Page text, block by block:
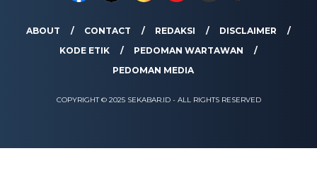
ABOUT CONTACT REDAKSI
DISCLAIMER
KODE ETIK
PEDOMAN WARTAWAN
PEDOMAN MEDIA
COPYRIGHT © 2025 SEKABAR.ID - ALL RIGHTS RESERVED